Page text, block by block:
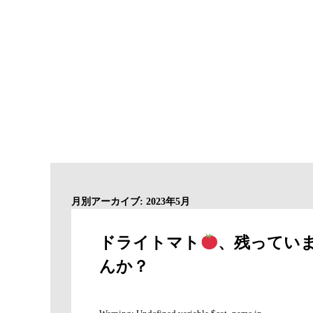
月別アーカイブ: 2023年5月
ドライトマト
、残ってい
んか？